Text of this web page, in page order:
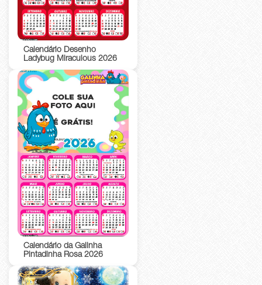
Calendário Desenho
Ladybug Miraculous 2026
Calendário da Galinha
Pintadinha Rosa 2026